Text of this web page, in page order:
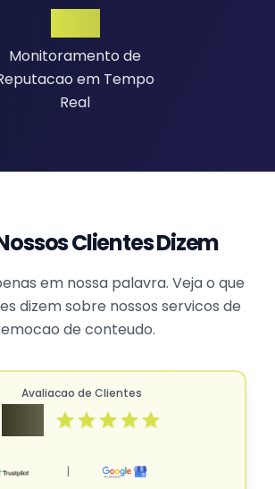
Monitoramento de
em Tempo
Real
Clientes Dizem
em nossa palavra. Veja o que
dizem sobre nossos servicos de
de conteudo.
Avaliacao de Clientes
|